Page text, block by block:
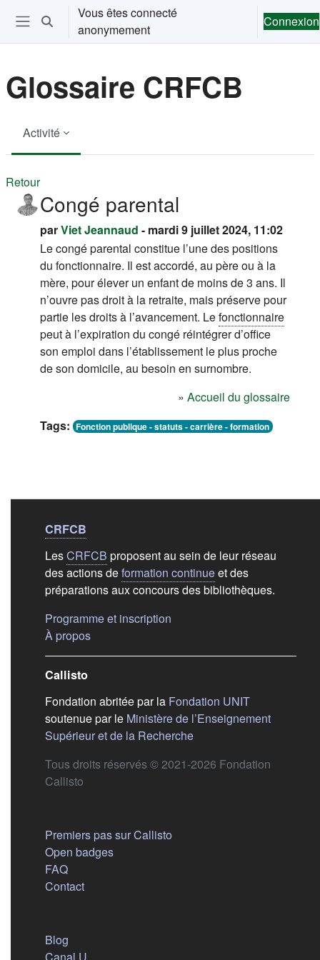
Passer au contenu principal
Ouvrir le menu de navigation
Activer/désactiver la saisie de recherche
Vous êtes connecté
anonymement
Connexion
Glossaire CRFCB
Activité
Retour
Congé parental
parViet Jeannaud - mardi 9 juillet 2024, 11:02
Le congé parental constitue l’une despositions
du fonctionnaire. Il est accordé, au père ou à la
mère, pour élever un enfant de moins de 3 ans. Il
n’ouvre pas droit à la retraite, mais préserve pour
partie les droits à l’avancement. Lefonctionnaire
peut à l’expiration du congé réintégrer d’office
son emploi dans l’établissement le plus proche
de son domicile, au besoin en surnombre.
» Accueil du glossaire
Tags: Fonction publique - statuts - carrière - formation
Liens de bas de
CRFCB
LesCRFCB proposent au sein de leur réseau
des actions deformation continueet des
préparations aux concours des bibliothèques.
Programme et inscription
À propos(s'ouvre dans un nouvel onglet)
Callisto
Fondation abritée par la Fondation UNIT(s'ouvre
soutenue par le Ministère de l’Enseignement
Supérieur et de la Recherche(s'ouvre dans un nouvel
Tous droits réservés © 2021-2026 Fondation
Callisto
Premiers pas sur Callisto
Open badges
FAQ
Contact
Blog